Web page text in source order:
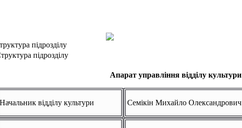
підрозділу
підрозділу
Апарат управління відділу культури
Начальник відділу культури Семікін Михайло Олександрович